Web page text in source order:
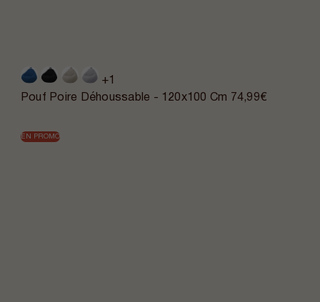
+1
Pouf Poire Déhoussable - 120x100 Cm 74,99€
EN PROMO